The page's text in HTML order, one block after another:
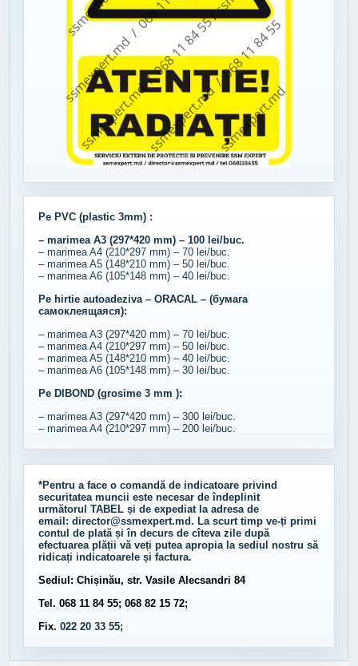
Pe PVC (plastic 3mm) :
– marimea A3 (297*420 mm) – 100 lei/buc.
– marimea A4 (210*297 mm) – 70 lei/buc.
– marimea A5 (148*210 mm) – 50 lei/buc.
– marimea A6 (105*148 mm) – 40 lei/buc.
Pe hirtie autoadeziva – ORACAL – (бумага
самоклеящаяся):
– marimea A3 (297*420 mm) – 70 lei/buc.
– marimea A4 (210*297 mm) – 50 lei/buc.
– marimea A5 (148*210 mm) – 40 lei/buc.
– marimea A6 (105*148 mm) – 30 lei/buc.
Pe DIBOND (grosime 3 mm ):
– marimea A3 (297*420 mm) – 300 lei/buc.
– marimea A4 (210*297 mm) – 200 lei/buc.
*Pentru a face o comandă de indicatoare privind
securitatea muncii este necesar de îndeplinit
următorul TABEL și de expediat la adresa de
email: director@ssmexpert.md. La scurt timp ve-ți primi
contul de plată și în decurs de cîteva zile după
efectuarea plății vă veți putea apropia la sediul nostru să
ridicați indicatoarele și factura.
Sediul: Chișinău, str. Vasile Alecsandri 84
Tel. 068 11 84 55; 068 82 15 72;
Fix. 022 20 33 55;